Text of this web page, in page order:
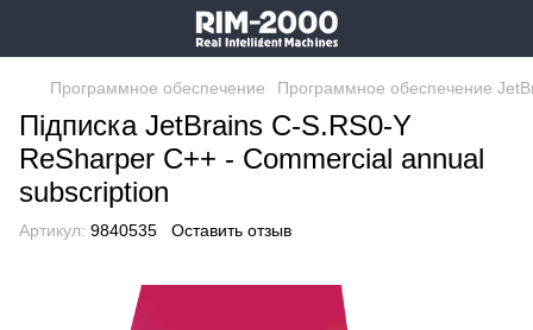
Программное обеспечение Программное обеспечение
Підписка JetBrains C-S.RS0-Y
ReSharper C++ - Commercial annual
subscription
Артикул: 9840535 Оставить отзыв